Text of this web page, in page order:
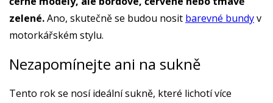
zelené.Ano, skutečně se budou nosit barevné bundyv
motorkářském stylu.
Nezapomínejte ani na sukně
Tento rok se nosí ideální sukně, které lichotí více